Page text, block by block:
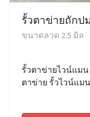
รั้วตาข่ายถักป
ขนาดลวด 2.5 มิล
รั้วตาข่ายไวน์แมน
ตาข่าย รั้วไวน์แม